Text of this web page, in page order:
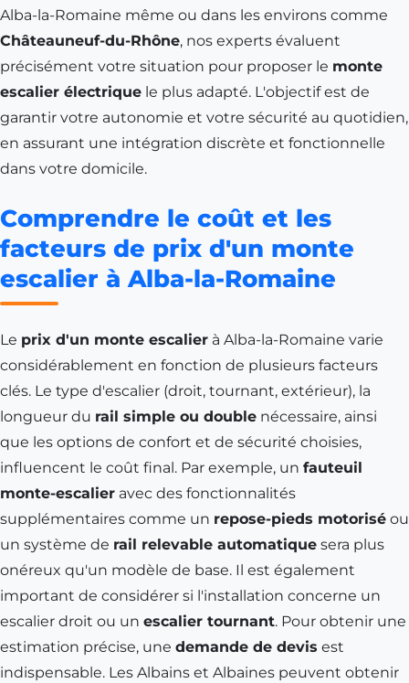
Alba-la-Romaine même ou dans les environs comme
Châteauneuf-du-Rhône, nos experts évaluent
précisément votre situation pour proposer le monte
escalier électrique le plus adapté. L'objectif est de
garantir votre autonomie et votre sécurité au quotidien,
en assurant une intégration discrète et fonctionnelle
dans votre domicile.
Comprendre le coût et les
facteurs de prix d'un monte
escalier à Alba-la-Romaine
Le prix d'un monte escalier à Alba-la-Romaine varie
considérablement en fonction de plusieurs facteurs
clés. Le type d'escalier (droit, tournant, extérieur), la
longueur du rail simple ou double nécessaire, ainsi
que les options de confort et de sécurité choisies,
influencent le coût final. Par exemple, un fauteuil
monte-escalier avec des fonctionnalités
supplémentaires comme un repose-pieds motorisé ou
un système de rail relevable automatique sera plus
onéreux qu'un modèle de base. Il est également
important de considérer si l'installation concerne un
escalier droit ou un escalier tournant. Pour obtenir une
estimation précise, une demande de devis est
indispensable. Les Albains et Albaines peuvent obtenir